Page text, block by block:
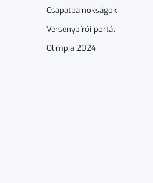
Csapatbajnokságok
Versenybírói portál
Olimpia 2024